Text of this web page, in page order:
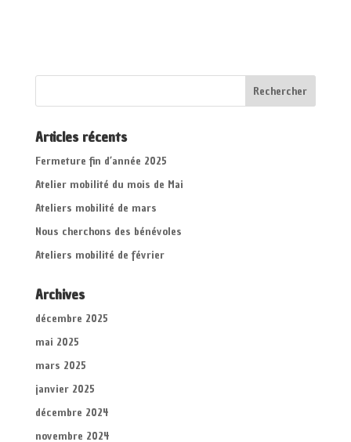
Articles récents
Fermeture fin d’année 2025
Atelier mobilité du mois de Mai
Ateliers mobilité de mars
Nous cherchons des bénévoles
Ateliers mobilité de février
Archives
décembre 2025
mai 2025
mars 2025
janvier 2025
décembre 2024
novembre 2024